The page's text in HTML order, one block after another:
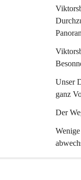
Unser
ganz
Der